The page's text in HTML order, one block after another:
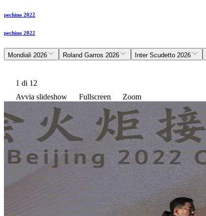
pechino 2022
pechino 2022
Mondiali 2026 Roland Garros 2026 Inter Scudetto 2026
1 di 12
Avvia slideshow
Fullscreen Zoom